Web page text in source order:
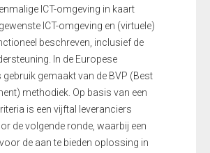
ICT-omgeving in kaart
ICT-omgeving en (virtuele)
beschreven, inclusief de
In de Europese
gemaakt van de BVP (Best
methodiek. Op basis van een
is een vijftal leveranciers
de volgende ronde, waarbij een
de aan te bieden oplossing in